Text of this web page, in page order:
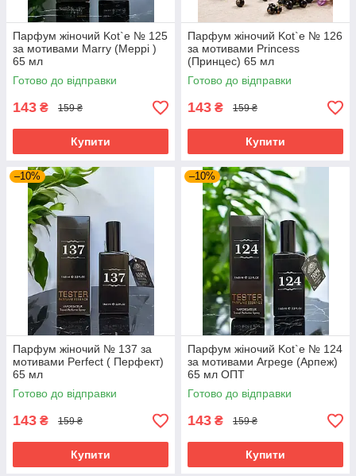
Парфум жіночий Kot`e № 125
за мотивами Marry (Меррі )
65 мл
Готово до відправки
143 ₴ 159 ₴
Купити
Парфум жіночий Kot`e № 126
за мотивами Princess
(Принцес) 65 мл
Готово до відправки
143 ₴ 159 ₴
Купити
–10%
Парфум жіночий № 137 за
мотивами Perfect ( Перфект)
65 мл
Готово до відправки
143 ₴ 159 ₴
Купити
–10%
Парфум жіночий Kot`e № 124
за мотивами Arpege (Арпеж)
65 мл ОПТ
Готово до відправки
143 ₴ 159 ₴
Купити